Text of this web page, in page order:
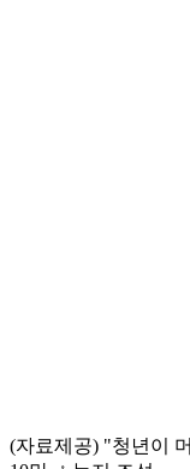
(자료제공) "청년이